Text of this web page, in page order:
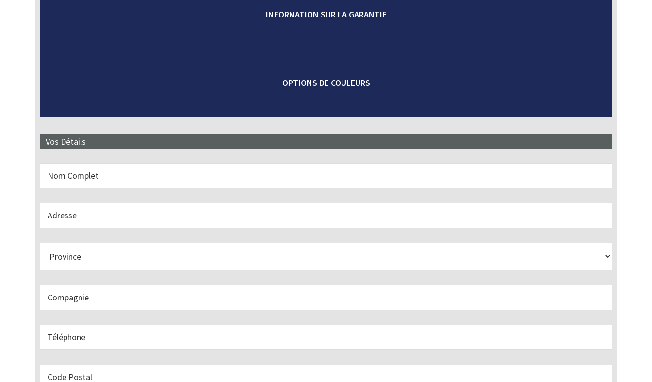
INFORMATION SUR LA GARANTIE
OPTIONS DE COULEURS
Vos Détails